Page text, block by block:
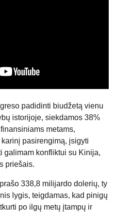
padidinti biudžetą vienu
istorijoje, siekdamos 38%
metams,
pasirengimą, įsigyti
galimam konfliktui su Kinija,
priešais.
338,8 milijardo dolerių, ty
lygis, teigdamas, kad pinigų
po ilgų metų įtampų ir